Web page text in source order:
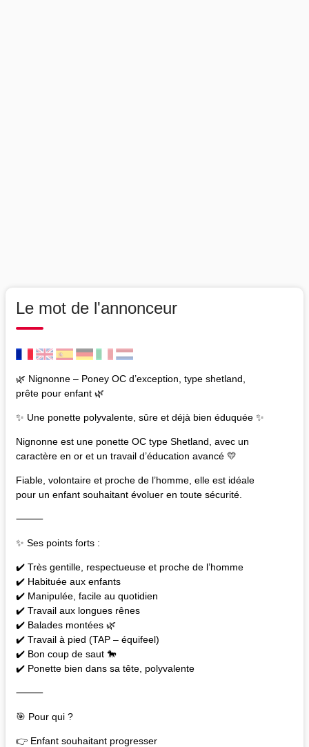
Le mot de l'annonceur
🌿 Nignonne – Poney OC d’exception, type shetland,
prête pour enfant 🌿
✨ Une ponette polyvalente, sûre et déjà bien éduquée ✨
Nignonne est une ponette OC type Shetland, avec un
caractère en or et un travail d’éducation avancé 💛
Fiable, volontaire et proche de l’homme, elle est idéale
pour un enfant souhaitant évoluer en toute sécurité.
⸻
✨ Ses points forts :
✔️ Très gentille, respectueuse et proche de l’homme
✔️ Habituée aux enfants
✔️ Manipulée, facile au quotidien
✔️ Travail aux longues rênes
✔️ Balades montées 🌿
✔️ Travail à pied (TAP – équifeel)
✔️ Bon coup de saut 🐎
✔️ Ponette bien dans sa tête, polyvalente
⸻
🎯 Pour qui ?
👉 Enfant souhaitant progresser